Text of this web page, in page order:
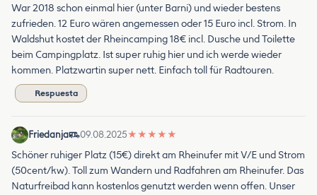
War 2018 schon einmal hier (unter Barni) und wieder bestens
zufrieden. 12 Euro wären angemessen oder 15 Euro incl. Strom. In
Waldshut kostet der Rheincamping 18€ incl. Dusche und Toilette
beim Campingplatz. Ist super ruhig hier und ich werde wieder
kommen. Platzwartin super nett. Einfach toll für Radtouren.
Respuesta
Friedanja 09.08.2025★ ★ ★ ★ ★
Schöner ruhiger Platz (15€) direkt am Rheinufer mit V/E und Strom
(50cent/kw). Toll zum Wandern und Radfahren am Rheinufer. Das
Naturfreibad kann kostenlos genutzt werden wenn offen. Unser